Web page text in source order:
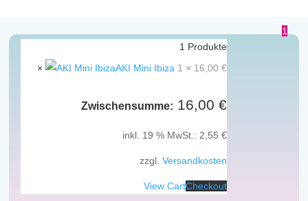
1
1 Produkte
×
AKI Mini Ibiza 1 × 16,00 €
Zwischensumme: 16,00 €
inkl. 19 % MwSt.: 2,55 €
zzgl. Versandkosten
View CartCheckout
Shop